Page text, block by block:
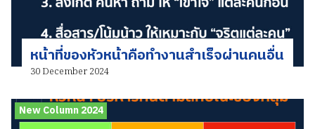
หน้าที่ของหัวหน้าคือทำงานสำเร็จผ่านคนอื่น
30 December 2024
New Column 2024